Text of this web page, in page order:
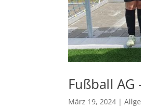
Fußball
März 19, 2024 |